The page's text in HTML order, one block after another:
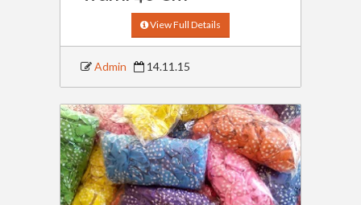
View Full Details
Admin 14.11.15